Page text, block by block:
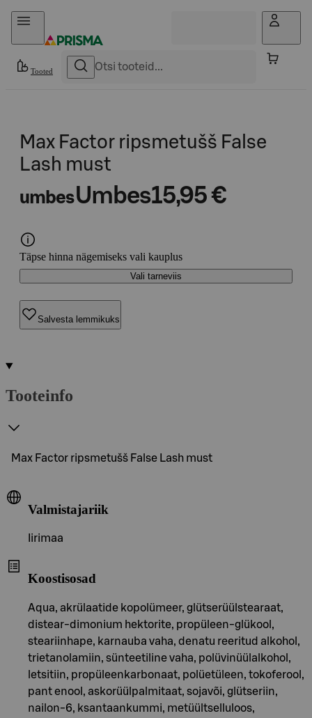
Otse sisu juurde
Tooted
Max Factor ripsmetušš False
Lash must
umbesUmbes15,95 €
Täpse hinna nägemiseks vali kauplus
Vali tarneviis
Salvesta lemmikuks
Tooteinfo
Max Factor ripsmetušš False Lash must
Valmistajariik
Iirimaa
Koostisosad
Aqua, akrülaatide kopolümeer, glütserüülstearaat,
distear-dimonium hektorite, propüleen-glükool,
steariinhape, karnauba vaha, denatu reeritud alkohol,
trietanolamiin, sünteetiline vaha, polüvinüülalkohol,
letsitiin, propüleenkarbonaat, polüetüleen, tokoferool,
pant enool, askorüülpalmitaat, sojavõi, glütseriin,
nailon-6, ksantaankummi, metüültselluloos,